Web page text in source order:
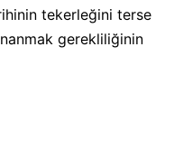
tekerleğini terse
gerekliliğinin